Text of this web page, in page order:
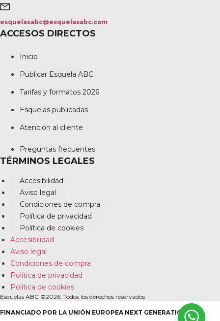
esquelasabc@esquelasabc.com
ACCESOS DIRECTOS
Inicio
Publicar Esquela ABC
Tarifas y formatos 2026
Esquelas publicadas
Atención al cliente
Preguntas frecuentes
TÉRMINOS LEGALES
Accesibilidad
Aviso legal
Condiciones de compra
Política de privacidad
Política de cookies
Accesibilidad
Aviso legal
Condiciones de compra
Política de privacidad
Política de cookies
Esquelas ABC ©2026. Todos los derechos reservados
FINANCIADO POR LA UNIÓN EUROPEA NEXT GENERATION EU